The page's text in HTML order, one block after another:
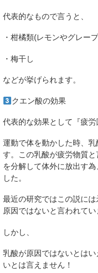
代表的なもので言うと、
・柑橘類(レモンやグレー
・梅干し
などが挙げられます。
クエン酸の効果
代表的な効果として『疲労
運動で体を動かした時、
す。この乳酸が疲労物質
を分解して体外に放出す
した。
最近の研究ではこの説に
原因ではないと言われてい
しかし、
乳酸が原因ではないとは
いとは言えません！